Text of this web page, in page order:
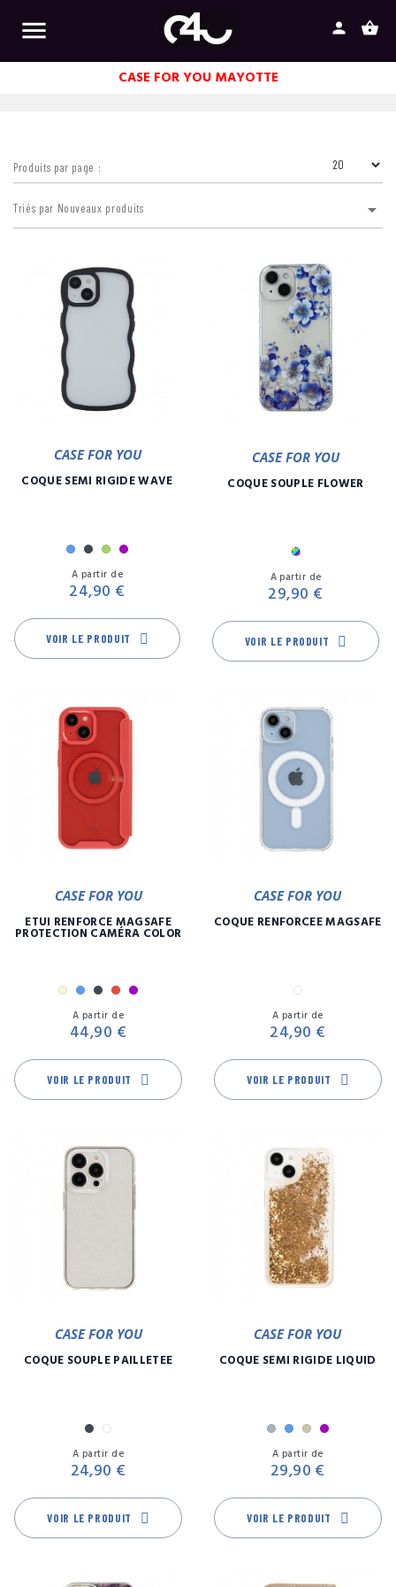
 shopping_basket
person
CASE FOR YOU MAYOTTE
Produits par page :
Triés par Nouveaux produits 
CASE FOR YOU
COQUE SEMI RIGIDE WAVE
BleuNoirVertViolet
A partir de
24,90 €
VOIR LE PRODUIT
CASE FOR YOU
COQUE SOUPLE FLOWER
Multicolore
A partir de
29,90 €
VOIR LE PRODUIT
CASE FOR YOU
ETUI RENFORCÉ MAGSAFE
PROTECTION CAMÉRA COLOR
Beige
BleuNoirRougeViolet
A partir de
44,90 €
VOIR LE PRODUIT
CASE FOR YOU
COQUE RENFORCÉE MAGSAFE
Transparent
A partir de
24,90 €
VOIR LE PRODUIT
CASE FOR YOU
COQUE SOUPLE PAILLETÉE
NoirTransparent
A partir de
24,90 €
VOIR LE PRODUIT
CASE FOR YOU
COQUE SEMI RIGIDE LIQUID
Argent
BleuOrViolet
A partir de
29,90 €
VOIR LE PRODUIT